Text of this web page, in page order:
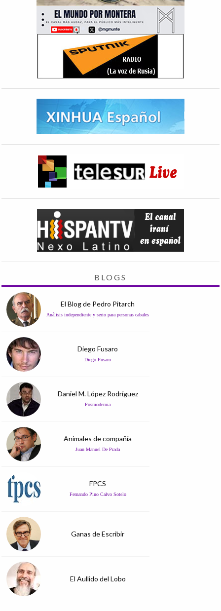
BLOGS
El Blog de Pedro Pitarch
Análisis independiente y serio para personas cabales
Diego Fusaro
Diego Fusaro
Daniel M. López Rodríguez
Posmodernia
Animales de compañía
Juan Manuel De Prada
FPCS
Fernando Pino Calvo Sotelo
Ganas de Escribir
El Aullido del Lobo